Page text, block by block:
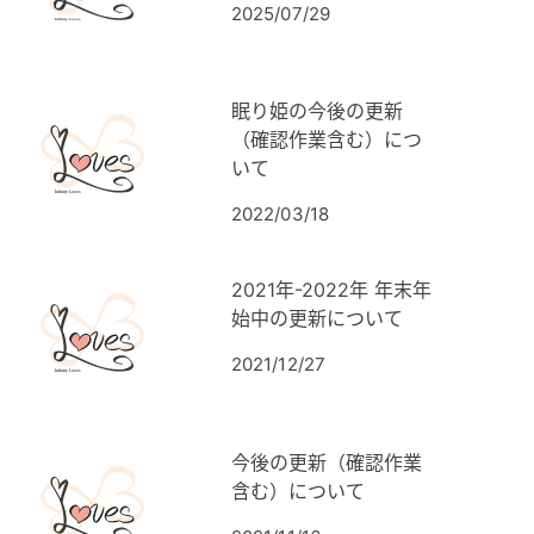
2025/07/29
眠り姫の今後の更新
（確認作業含む）につ
いて
2022/03/18
2021年-2022年 年末年
始中の更新について
2021/12/27
今後の更新（確認作業
含む）について